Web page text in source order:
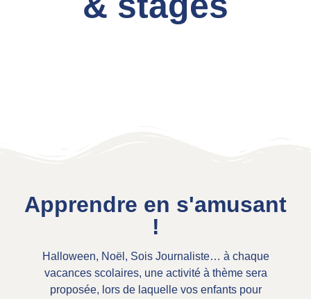
Apprendre en s'amusant
!
Halloween, Noël, Sois Journaliste… à chaque
vacances scolaires, une activité à thème sera
proposée, lors de laquelle vos enfants pour